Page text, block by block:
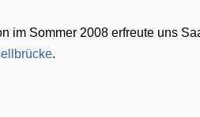
im Sommer 2008 erfreute uns
.